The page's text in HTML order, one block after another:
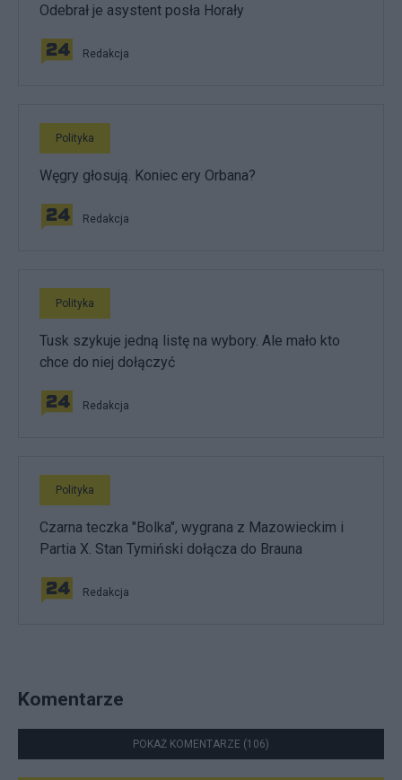
Odebrał je asystent posła Horały
Redakcja
Polityka
Węgry głosują. Koniec ery Orbana?
Redakcja
Polityka
Tusk szykuje jedną listę na wybory. Ale mało kto
chce do niej dołączyć
Redakcja
Polityka
Czarna teczka "Bolka", wygrana z Mazowieckim i
Partia X. Stan Tymiński dołącza do Brauna
Redakcja
Komentarze
POKAŻ KOMENTARZE (106)